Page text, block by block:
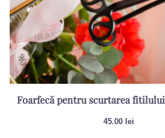
Foarfecă pentru scurtarea
45.00 lei